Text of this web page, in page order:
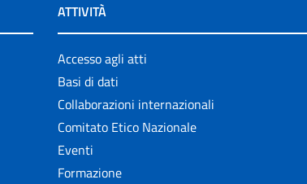
ATTIVITÀ
Accesso agli atti
Basi di dati
Collaborazioni internazionali
Comitato Etico Nazionale
Eventi
Formazione